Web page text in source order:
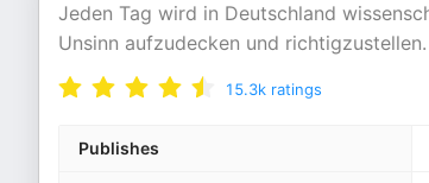
Jeden Tag wird in Deutschland
Unsinn aufzudecken und
15.3k ratings
Publishes